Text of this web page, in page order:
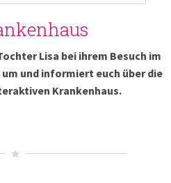
Lisa bei ihrem Besuch im
und informiert euch über die
Krankenhaus.